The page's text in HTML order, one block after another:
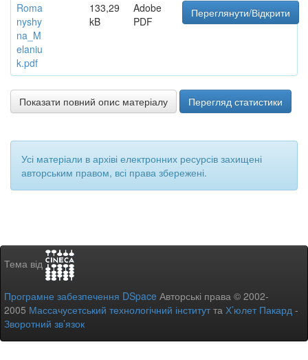
Roma
nyshy
na_M
elaniu
k.pdf
133,29
kB
Adobe
PDF
Переглянути/Відкрити
Показати повний опис матеріалу Перегляд статистики
Усі матеріали в архіві електронних ресурсів захищені
авторським правом, всі права збережені.
Тема від
Програмне забезпечення DSpace Авторські права © 2002-
2005 Массачусетський технологічний інститутта Х’юлет Пакард -
Зворотний зв’язок